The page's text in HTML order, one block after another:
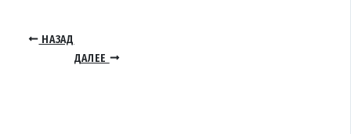
НАЗАД
ДАЛЕЕ